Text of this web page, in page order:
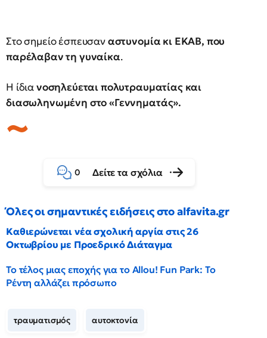
Στο σημείο έσπευσαναστυνομία κι ΕΚΑΒ, που
παρέλαβαν τη γυναίκα.
Η ίδιανοσηλεύεται πολυτραυματίας και
διασωληνωμένη στο «Γεννηματάς».
0 Δείτε τα σχόλια
Όλες οι σημαντικές ειδήσεις στο alfavita.gr
Καθιερώνεται νέα σχολική αργία στις 26
Οκτωβρίου με Προεδρικό Διάταγμα
Το τέλος μιας εποχής για το Allou! Fun Park: Το
Ρέντη αλλάζει πρόσωπο
τραυματισμός αυτοκτονία